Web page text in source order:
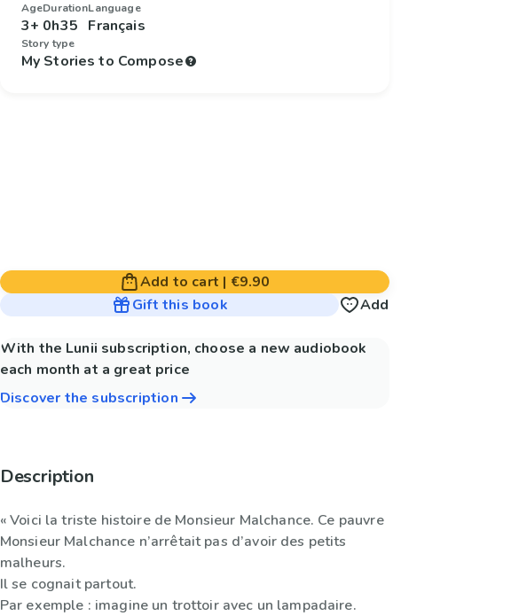
Age
3+
Duration
0h35
Language
Français
Story type
My Stories to Compose
Add to cart | €9.90
Gift this book
Add
With the Lunii subscription, choose a new audiobook
each month at a great price
Discover the subscription
Description
« Voici la triste histoire de Monsieur Malchance. Ce pauvre
Monsieur Malchance n’arrêtait pas d’avoir des petits
malheurs.
Il se cognait partout.
Par exemple : imagine un trottoir avec un lampadaire.